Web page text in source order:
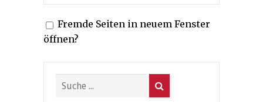
Fremde Seiten in neuem Fenster
öffnen?